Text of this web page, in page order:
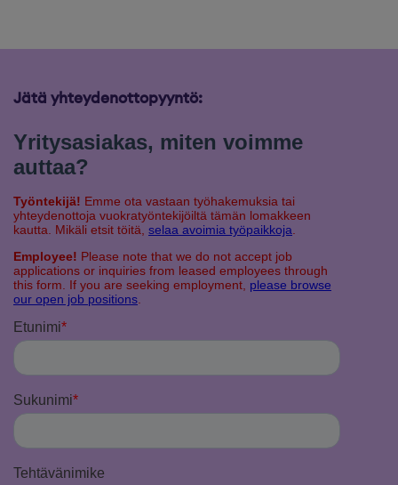
Jätä yhteydenottopyyntö: